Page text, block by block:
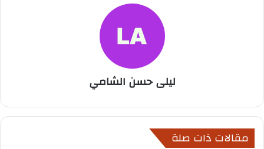
ليلى حسن الشامي
مقالات ذات صلة